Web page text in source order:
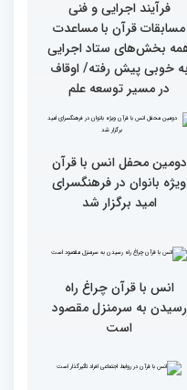
قرآن کریم (بخش اول)
از ابتهال‌خوانی بداهه در
دیدار متسابقان با
دکترخاموشی تا خوشنویسی
آیات منتخب/ حاشیه های
سومین روز مسابقات قرآن
فرآیند اجرایی و فنی
همه بخش‌های ستاد اجرایی
به خوبی پیش رفته/ اوقاف
در مسیر توسعه علم